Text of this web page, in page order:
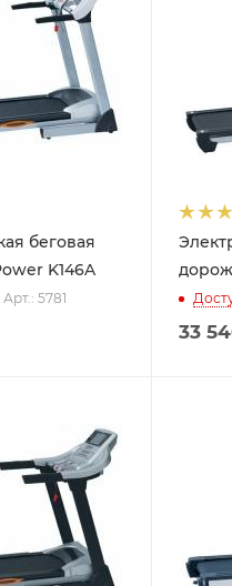
беговая
K146A
Арт.: 5781
33